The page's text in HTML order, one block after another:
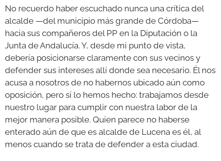
No recuerdo haber escuchado nunca una crítica del
alcalde —del municipio más grande de Córdoba—
hacia sus compañeros del PP en la Diputación o la
Junta de Andalucía. Y, desde mi punto de vista,
debería posicionarse claramente con sus vecinos y
defender sus intereses allí donde sea necesario. Él nos
acusa a nosotros de no habernos ubicado aún como
oposición, pero sí lo hemos hecho: trabajamos desde
nuestro lugar para cumplir con nuestra labor de la
mejor manera posible. Quien parece no haberse
enterado aún de que es alcalde de Lucena es él, al
menos cuando se trata de defender a esta ciudad.